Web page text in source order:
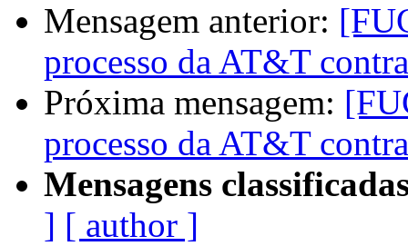
Mensagem anterior:
processo da AT&T
Próxima mensagem:
processo da AT&T
Mensagens
] [ author ]